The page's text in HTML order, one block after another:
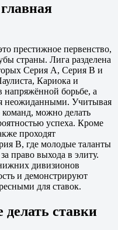
престижное первенство,
страны. Лига разделена
Серия A, Серия B и
Кариока и
борьбе, а
неожиданными. Учитывая
можно делать
успеха. Кроме
проходят
B, где молодые таланты
право выхода в элиту.
дивизионов
и демонстрируют
для ставок.
ставки